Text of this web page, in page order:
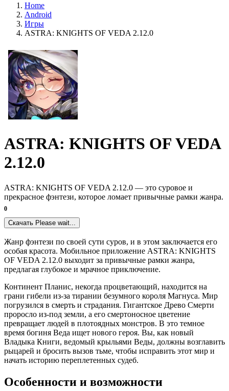
Home
Android
Игры
ASTRA: KNIGHTS OF VEDA 2.12.0
ASTRA: KNIGHTS OF VEDA
2.12.0
ASTRA: KNIGHTS OF VEDA 2.12.0 — это суровое и
прекрасное фэнтези, которое ломает привычные рамки жанра.
0
Скачать Please wait...
Жанр фэнтези по своей сути суров, и в этом заключается его
особая красота. Мобильное приложение ASTRA: KNIGHTS
OF VEDA 2.12.0 выходит за привычные рамки жанра,
предлагая глубокое и мрачное приключение.
Континент Планис, некогда процветающий, находится на
грани гибели из-за тирании безумного короля Магнуса. Мир
погрузился в смерть и страдания. Гигантское Древо Смерти
проросло из-под земли, а его смертоносное цветение
превращает людей в плотоядных монстров. В это темное
время богиня Веда ищет нового героя. Вы, как новый
Владыка Книги, ведомый крыльями Веды, должны возглавить
рыцарей и бросить вызов тьме, чтобы исправить этот мир и
начать историю переплетенных судеб.
Особенности и возможности